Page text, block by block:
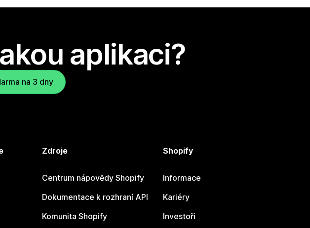
aplikaci?
na 3 dny
Zdroje
Centrum nápovědy Shopify
Dokumentace k rozhraní API
Komunita Shopify
Shopify
Informace
Kariéry
Investoři